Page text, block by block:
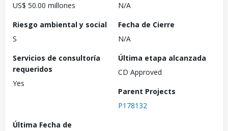
US$ 50.00 millones
N/A
Riesgo ambiental y social
S
Fecha de Cierre
N/A
Servicios de consultoría
requeridos
Yes
Última etapa alcanzada
CD Approved
Parent Projects
P178132
Última Fecha de